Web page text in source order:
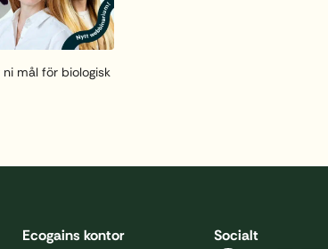
mål för biologisk
Ecogains kontor
Socialt